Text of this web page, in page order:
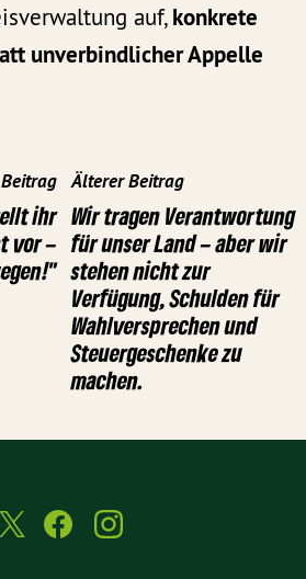
auf,konkrete
unverbindlicher Appelle
ihr
vor –
Älterer Beitrag
Wir tragen Verantwortung
für unser Land – aber wir
stehen nicht zur
Verfügung, Schulden für
Wahlversprechen und
Steuergeschenke zu
machen.